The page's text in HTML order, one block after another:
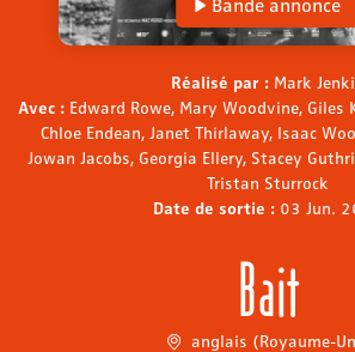
Réalisé par : Mark
Avec : Edward Rowe, Mary Woodvine, Giles
Chloe Endean, Janet Thirlaway, Isaac
Jowan Jacobs, Georgia Ellery, Stacey
Tristan Sturrock
Date de sortie : 03 Jun.
Bait
anglais (Royaume-